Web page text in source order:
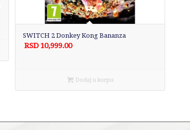
SWITCH 2 Donkey Kong Bananza
RSD 10,999.00
Dodaj u korpu